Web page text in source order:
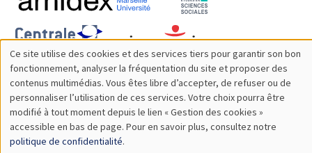
Utilisation
des
données
personnelles
Ce site utilise des cookies et des services tiers pour garantir son bon
fonctionnement, analyser la fréquentation du site et proposer des
contenus multimédias. Vous êtes libre d’accepter, de refuser ou de
personnaliser l’utilisation de ces services. Votre choix pourra être
modifié à tout moment depuis le lien « Gestion des cookies »
accessible en bas de page. Pour en savoir plus, consultez notre
politique de confidentialité.